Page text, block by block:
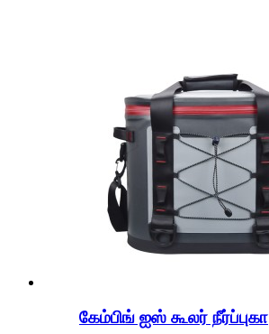
கேம்பிங் ஐஸ் கூலர் நீர்ப்புகா